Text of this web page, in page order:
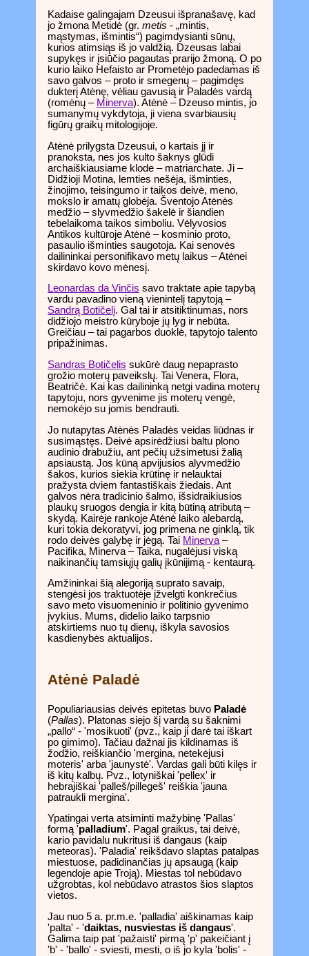
Kadaise galingajam Dzeusui išpranašavę, kad
jo žmona Metidė (gr. metis - „mintis,
mąstymas, išmintis“) pagimdysianti sūnų,
kurios atimsiąs iš jo valdžią. Dzeusas labai
supykęs ir įsiūčio pagautas prarijo žmoną. O po
kurio laiko Hefaisto ar Prometėjo padedamas iš
savo galvos – proto ir smegenų – pagimdęs
dukterį Atėnę, vėliau gavusią ir Paladės vardą
(romėnų – Minerva). Atėnė – Dzeuso mintis, jo
sumanymų vykdytoja, ji viena svarbiausių
figūrų graikų mitologijoje.
Atėnė prilygsta Dzeusui, o kartais jį ir
pranoksta, nes jos kulto šaknys glūdi
archaiškiausiame klode – matriarchate. Ji –
Didžioji Motina, lemties nešėja, išminties,
žinojimo, teisingumo ir taikos deivė, meno,
mokslo ir amatų globėja. Šventojo Atėnės
medžio – slyvmedžio šakelė ir šiandien
tebelaikoma taikos simboliu. Vėlyvosios
Antikos kultūroje Atėnė – kosminio proto,
pasaulio išminties saugotoja. Kai senovės
dailininkai personifikavo metų laikus – Atėnei
skirdavo kovo mėnesį.
Leonardas da Vinčis savo traktate apie tapybą
vardu pavadino vieną vienintelį tapytoją –
Sandrą Botičelį. Gal tai ir atsitiktinumas, nors
didžiojo meistro kūryboje jų lyg ir nebūta.
Greičiau – tai pagarbos duoklė, tapytojo talento
pripažinimas.
Sandras Botičelis sukūrė daug nepaprasto
grožio moterų paveikslų. Tai Venera, Flora,
Beatričė. Kai kas dailininką netgi vadina moterų
tapytoju, nors gyvenime jis moterų vengė,
nemokėjo su jomis bendrauti.
Jo nutapytas Atėnės Paladės veidas liūdnas ir
susimąstęs. Deivė apsirėdžiusi baltu plono
audinio drabužiu, ant pečių užsimetusi žalią
apsiaustą. Jos kūną apvijusios alyvmedžio
šakos, kurios siekia krūtinę ir nelauktai
pražysta dviem fantastiškais žiedais. Ant
galvos nėra tradicinio šalmo, išsidraikiusios
plaukų sruogos dengia ir kitą būtiną atributą –
skydą. Kairėje rankoje Atėnė laiko alebardą,
kuri tokia dekoratyvi, jog primena ne ginklą, tik
rodo deivės galybę ir jėgą. Tai Minerva –
Pacifika, Minerva – Taika, nugalėjusi viską
naikinančių tamsiųjų galių įkūnijimą - kentaurą.
Amžininkai šią alegoriją suprato savaip,
stengėsi jos traktuotėje įžvelgti konkrečius
savo meto visuomeninio ir politinio gyvenimo
įvykius. Mums, didelio laiko tarpsnio
atskirtiems nuo tų dienų, iškyla savosios
kasdienybės aktualijos.
Atėnė Paladė
Populiariausias deivės epitetas buvo Paladė
(Pallas). Platonas siejo šį vardą su šaknimi
„pallo“ - 'mosikuoti' (pvz., kaip ji darė tai iškart
po gimimo). Tačiau dažnai jis kildinamas iš
žodžio, reiškiančio 'mergina, netekėjusi
moteris' arba 'jaunystė'. Vardas gali būti kilęs ir
iš kitų kalbų. Pvz., lotyniškai 'pellex' ir
hebrajiškai 'palleš/pillegeš' reiškia 'jauna
patraukli mergina'.
Ypatingai verta atsiminti mažybinę 'Pallas'
formą 'palladium'. Pagal graikus, tai deivė,
kario pavidalu nukritusi iš dangaus (kaip
meteoras). 'Paladia' reikšdavo slaptas patalpas
miestuose, padidinančias jų apsaugą (kaip
legendoje apie Troją). Miestas tol nebūdavo
užgrobtas, kol nebūdavo atrastos šios slaptos
vietos.
Jau nuo 5 a. pr.m.e. 'palladia' aiškinamas kaip
'palta' - 'daiktas, nusviestas iš dangaus'.
Galima taip pat 'pažaisti' pirmą 'p' pakeičiant į
'b' - 'ballo' - sviesti, mesti, o iš jo kyla 'bolis' -